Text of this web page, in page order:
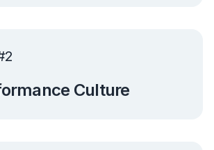
Culture